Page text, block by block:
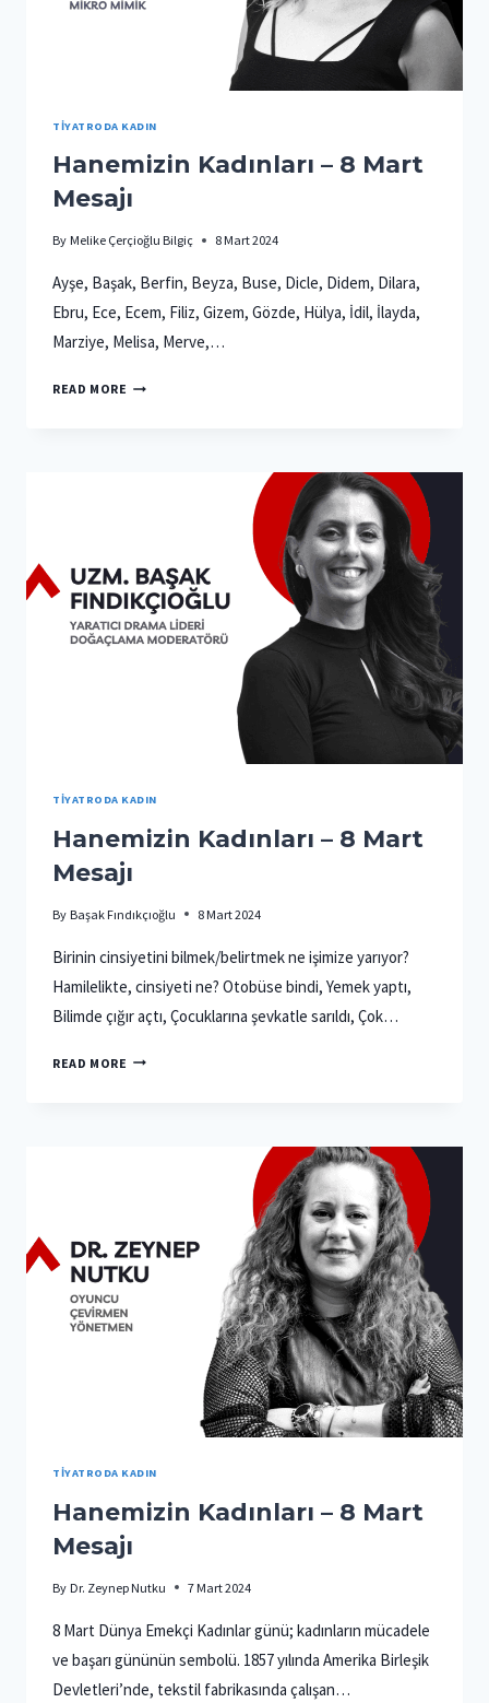
TIYATRODA KADIN
Hanemizin Kadınları – 8 Mart
Mesajı
By Melike Çerçioğlu Bilgiç 8 Mart 2024
Ayşe, Başak, Berfin, Beyza, Buse, Dicle, Didem, Dilara,
Ebru, Ece, Ecem, Filiz, Gizem, Gözde, Hülya, İdil, İlayda,
Marziye, Melisa, Merve,…
READ MORE HANEMIZIN
TIYATRODA KADIN
Hanemizin Kadınları – 8 Mart
Mesajı
By Başak Fındıkçıoğlu 8 Mart 2024
Birinin cinsiyetini bilmek/belirtmek ne işimize yarıyor?
Hamilelikte, cinsiyeti ne? Otobüse bindi, Yemek yaptı,
Bilimde çığır açtı, Çocuklarına şevkatle sarıldı, Çok…
READ MORE HANEMIZIN
TIYATRODA KADIN
Hanemizin Kadınları – 8 Mart
Mesajı
By Dr. Zeynep Nutku 7 Mart 2024
8 Mart Dünya Emekçi Kadınlar günü; kadınların mücadele
ve başarı gününün sembolü. 1857 yılında Amerika Birleşik
Devletleri’nde, tekstil fabrikasında çalışan…